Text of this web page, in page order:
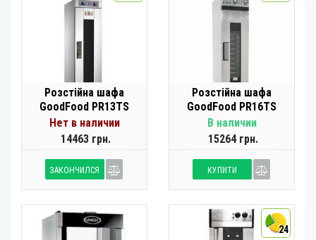
Розстійна шафа
GoodFood PR13TS
Нет в наличии
14463 грн.
ЗАКОНЧИЛСЯ
Розстійна шафа
GoodFood PR16TS
В наличии
15264 грн.
КУПИТИ
24